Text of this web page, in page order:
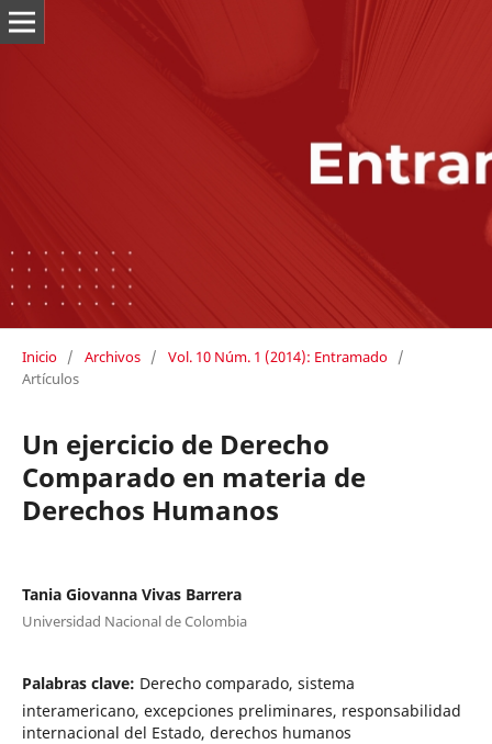
Inicio / Archivos / Vol. 10 Núm. 1 (2014): Entramado /
Artículos
Un ejercicio de Derecho
Comparado en materia de
Derechos Humanos
Tania Giovanna Vivas Barrera
Universidad Nacional de Colombia
Palabras clave: Derecho comparado, sistema
interamericano, excepciones preliminares, responsabilidad
internacional del Estado, derechos humanos